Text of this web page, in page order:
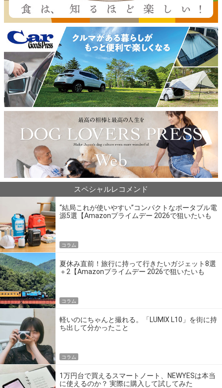
スペシャルレコメンド
“結局これが使いやすい”コンパクトなポータブル電
源5選【Amazonプライムデー 2026で狙いたいも
コラム
夏休み直前！旅行に持って行きたいガジェット8選
＋2【Amazonプライムデー 2026で狙いたいも
コラム
軽いのにちゃんと撮れる。「LUMIX L10」を街に持
ち出して分かったこと
コラム
1万円台で買えるスマートノート、NEWYESは本当
に使えるのか？ 実際に購入して試してみた